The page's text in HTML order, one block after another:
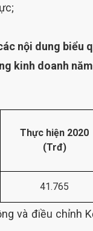
nội dung biểu
kinh doanh
Thực hiện 2020
(Trđ)
41.765
và điều chỉnh